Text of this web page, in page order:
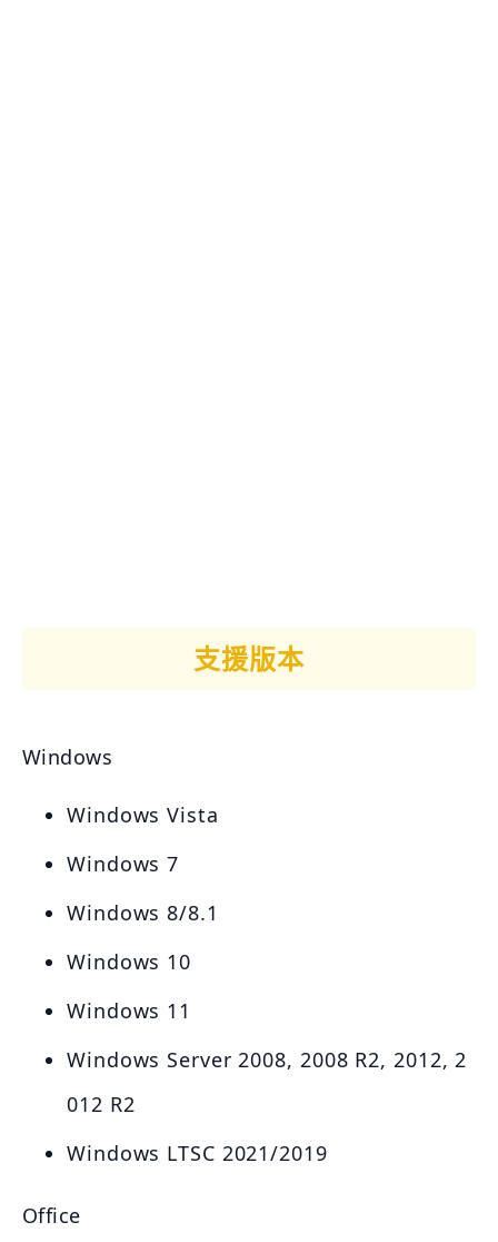
支援版本
Windows
Windows Vista
Windows 7
Windows 8/8.1
Windows 10
Windows 11
Windows Server 2008, 2008 R2, 2012, 2
012 R2
Windows LTSC 2021/2019
Office